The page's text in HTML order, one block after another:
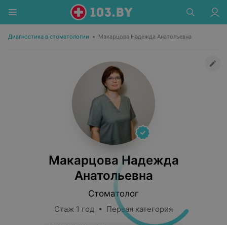
Диагностика в стоматологии • Макарцова Надежда Анатольевна
Макарцова Надежда
Анатольевна
Стоматолог
Стаж 1 год • Первая категория